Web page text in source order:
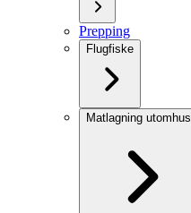
Prepping
Flugfiske
Matlagning utomhus